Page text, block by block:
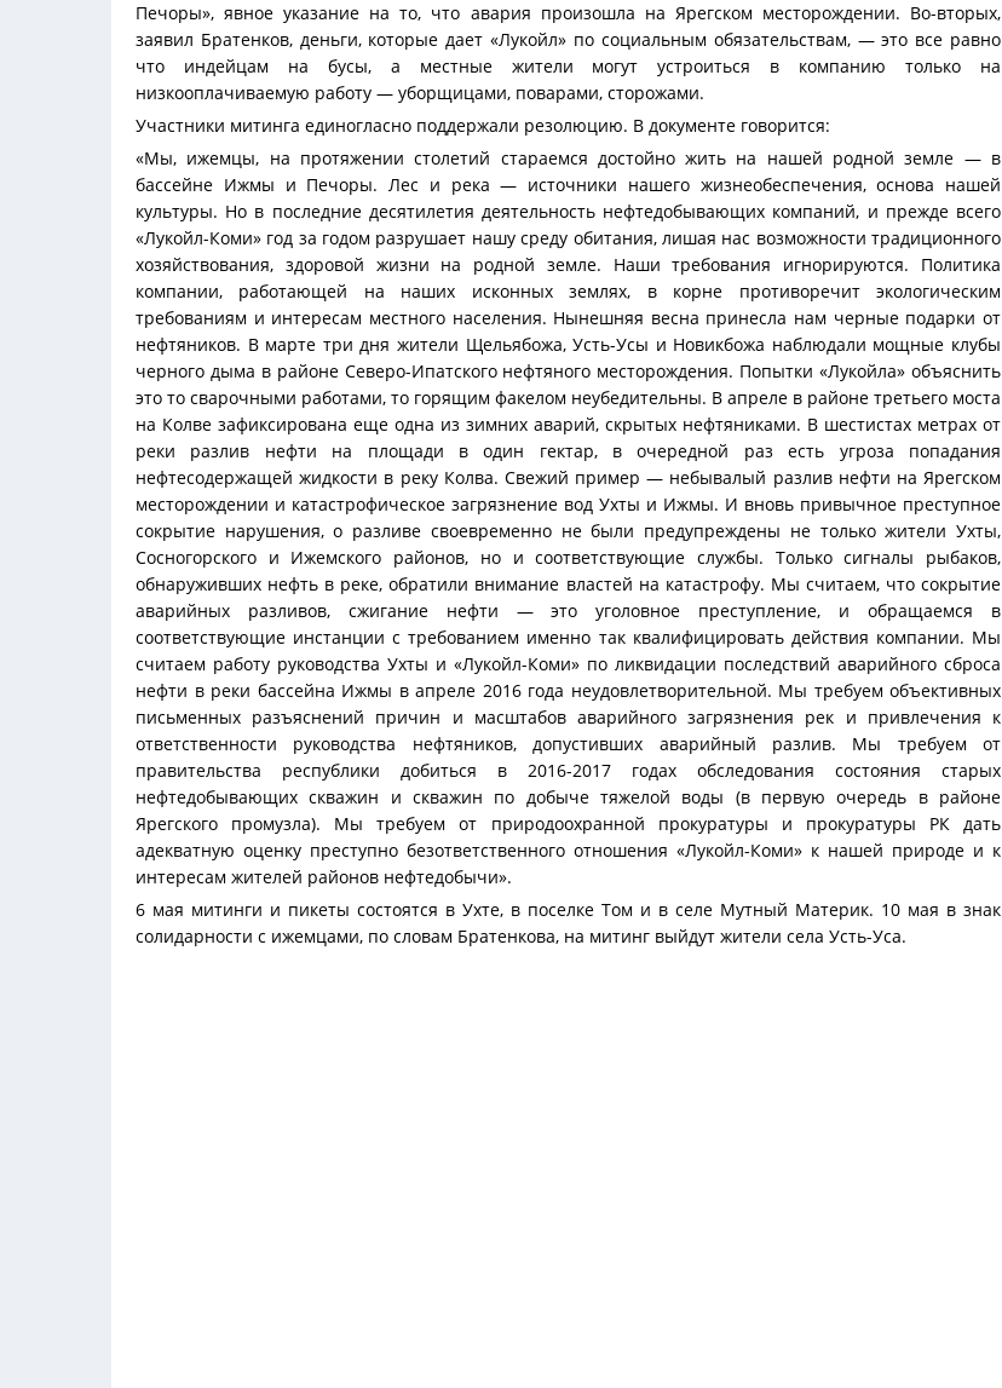
Печоры», явное указание на то, что авария произошла на Ярегском месторождении. Во-вторых,
заявил Братенков, деньги, которые дает «Лукойл» по социальным обязательствам, — это все равно
что индейцам на бусы, а местные жители могут устроиться в компанию только на
низкооплачиваемую работу — уборщицами, поварами, сторожами.
Участники митинга единогласно поддержали резолюцию. В документе говорится:
«Мы, ижемцы, на протяжении столетий стараемся достойно жить на нашей родной земле — в
бассейне Ижмы и Печоры. Лес и река — источники нашего жизнеобеспечения, основа нашей
культуры. Но в последние десятилетия деятельность нефтедобывающих компаний, и прежде всего
«Лукойл-Коми» год за годом разрушает нашу среду обитания, лишая нас возможности традиционного
хозяйствования, здоровой жизни на родной земле. Наши требования игнорируются. Политика
компании, работающей на наших исконных землях, в корне противоречит экологическим
требованиям и интересам местного населения. Нынешняя весна принесла нам черные подарки от
нефтяников. В марте три дня жители Щельябожа, Усть-Усы и Новикбожа наблюдали мощные клубы
черного дыма в районе Северо-Ипатского нефтяного месторождения. Попытки «Лукойла» объяснить
это то сварочными работами, то горящим факелом неубедительны. В апреле в районе третьего моста
на Колве зафиксирована еще одна из зимних аварий, скрытых нефтяниками. В шестистах метрах от
реки разлив нефти на площади в один гектар, в очередной раз есть угроза попадания
нефтесодержащей жидкости в реку Колва. Свежий пример — небывалый разлив нефти на Ярегском
месторождении и катастрофическое загрязнение вод Ухты и Ижмы. И вновь привычное преступное
сокрытие нарушения, о разливе своевременно не были предупреждены не только жители Ухты,
Сосногорского и Ижемского районов, но и соответствующие службы. Только сигналы рыбаков,
обнаруживших нефть в реке, обратили внимание властей на катастрофу. Мы считаем, что сокрытие
аварийных разливов, сжигание нефти — это уголовное преступление, и обращаемся в
соответствующие инстанции с требованием именно так квалифицировать действия компании. Мы
считаем работу руководства Ухты и «Лукойл-Коми» по ликвидации последствий аварийного сброса
нефти в реки бассейна Ижмы в апреле 2016 года неудовлетворительной. Мы требуем объективных
письменных разъяснений причин и масштабов аварийного загрязнения рек и привлечения к
ответственности руководства нефтяников, допустивших аварийный разлив. Мы требуем от
правительства республики добиться в 2016-2017 годах обследования состояния старых
нефтедобывающих скважин и скважин по добыче тяжелой воды (в первую очередь в районе
Ярегского промузла). Мы требуем от природоохранной прокуратуры и прокуратуры РК дать
адекватную оценку преступно безответственного отношения «Лукойл-Коми» к нашей природе и к
интересам жителей районов нефтедобычи».
6 мая митинги и пикеты состоятся в Ухте, в поселке Том и в селе Мутный Материк. 10 мая в знак
солидарности с ижемцами, по словам Братенкова, на митинг выйдут жители села Усть-Уса.